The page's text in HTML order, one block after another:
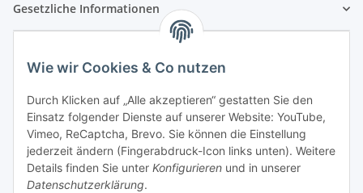
Wie wir Cookies & Co nutzen
Durch Klicken auf „Alle akzeptieren“ gestatten Sie den
Einsatz folgender Dienste auf unserer Website: YouTube,
Vimeo, ReCaptcha, Brevo. Sie können die Einstellung
jederzeit ändern (Fingerabdruck-Icon links unten). Weitere
Details finden Sie unter Konfigurieren und in unserer
Datenschutzerklärung.
Gesetzliche Informationen